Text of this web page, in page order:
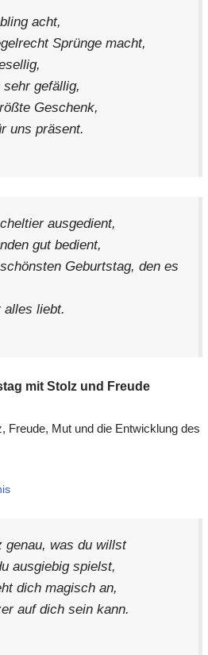
acht,
Sprünge macht,
sehr gefällig,
Geschenk,
uns präsent.
ausgedient,
gut bedient,
Geburtstag, den es
alles liebt.
mit Stolz und Freude
Freude, Mut und die Entwicklung des
genau, was du willst
ausgiebig spielst,
dich magisch an,
auf dich sein kann.